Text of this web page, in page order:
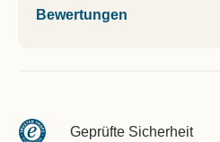
Bewertungen
Geprüfte Sicherheit